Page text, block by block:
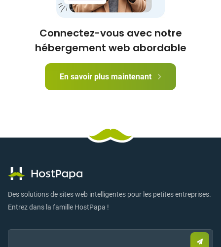
Connectez-vous avec notre
hébergement web abordable
En savoir plus maintenant
Des solutions de sites web intelligentes pour les petites entreprises.
Entrez dans la famille HostPapa !
Email:
un